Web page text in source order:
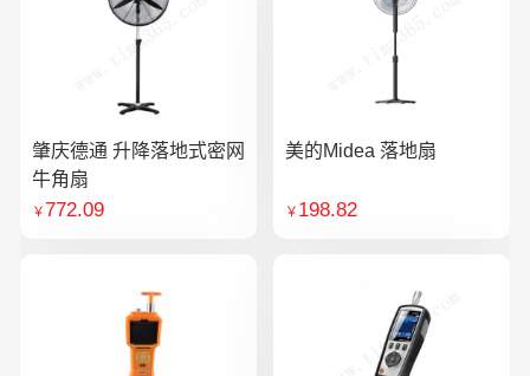
肇庆德通 升降落地式密网
牛角扇
￥772.09
美的Midea 落地扇
￥ 198.82